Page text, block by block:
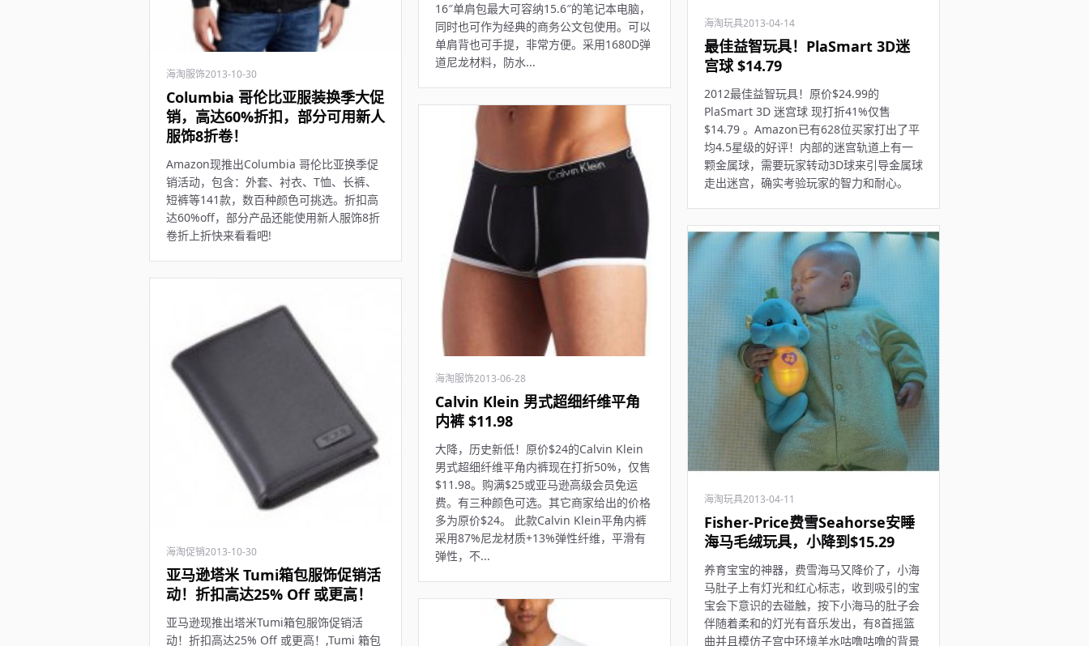
海淘服饰2013-10-30
Columbia 哥伦比亚服装换季大促
销，高达60%折扣，部分可用新人
服饰8折卷！
Amazon现推出Columbia 哥伦比亚换季促
销活动，包含：外套、衬衣、T恤、长裤、
短裤等141款，数百种颜色可挑选。折扣高
达60%off，部分产品还能使用新人服饰8折
卷折上折快来看看吧!
海淘促销2013-10-30
亚马逊塔米 Tumi箱包服饰促销活
动！折扣高达25% Off 或更高！
亚马逊现推出塔米Tumi箱包服饰促销活
动！折扣高达25% Off 或更高！,Tumi 箱包
16″单肩包最大可容纳15.6″的笔记本电脑，
同时也可作为经典的商务公文包使用。可以
单肩背也可手提，非常方便。采用1680D弹
道尼龙材料，防水...
海淘服饰2013-06-28
Calvin Klein 男式超细纤维平角
内裤 $11.98
大降，历史新低！原价$24的Calvin Klein
男式超细纤维平角内裤现在打折50%，仅售
$11.98。购满$25或亚马逊高级会员免运
费。有三种颜色可选。其它商家给出的价格
多为原价$24。 此款Calvin Klein平角内裤
采用87%尼龙材质+13%弹性纤维，平滑有
弹性，不...
海淘玩具2013-04-14
最佳益智玩具！PlaSmart 3D迷
宫球 $14.79
2012最佳益智玩具！原价$24.99的
PlaSmart 3D 迷宫球 现打折41%仅售
$14.79 。Amazon已有628位买家打出了平
均4.5星级的好评！内部的迷宫轨道上有一
颗金属球，需要玩家转动3D球来引导金属球
走出迷宫，确实考验玩家的智力和耐心。
海淘玩具2013-04-11
Fisher-Price费雪Seahorse安睡
海马毛绒玩具，小降到$15.29
养育宝宝的神器，费雪海马又降价了，小海
马肚子上有灯光和红心标志，收到吸引的宝
宝会下意识的去碰触，按下小海马的肚子会
伴随着柔和的灯光有音乐发出，有8首摇篮
曲并且模仿子宫中环境羊水咕噜咕噜的背景